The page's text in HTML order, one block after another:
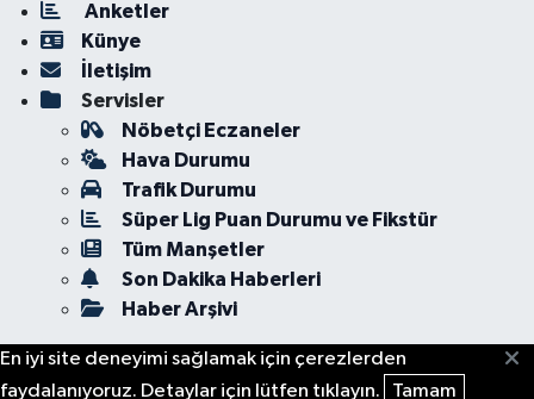
Anketler
Künye
İletişim
Servisler
Nöbetçi Eczaneler
Hava Durumu
Trafik Durumu
Süper Lig Puan Durumu ve Fikstür
Tüm Manşetler
Son Dakika Haberleri
Haber Arşivi
En iyi site deneyimi sağlamak için çerezlerden
faydalanıyoruz. Detaylar için lütfen tıklayın.
Tamam